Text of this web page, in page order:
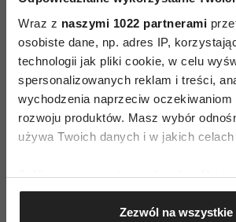
Wraz z naszymi 1022 partnerami
osobiste dane, np. adres IP,
technologii jak pliki cookie, w celu
spersonalizowanych reklam i treści,
wychodzenia naprzeciw
rozwoju produktów. Masz wybór
używa Twoich danych i w jakich
Jeśli wyrazisz na to zgodę,
Gromadzić dane dotyczące
geograficznej z dokładnością
Zezwól na wszystkie